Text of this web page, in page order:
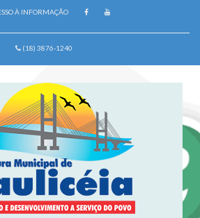
À INFORMAÇÃO
(18) 3876-1240